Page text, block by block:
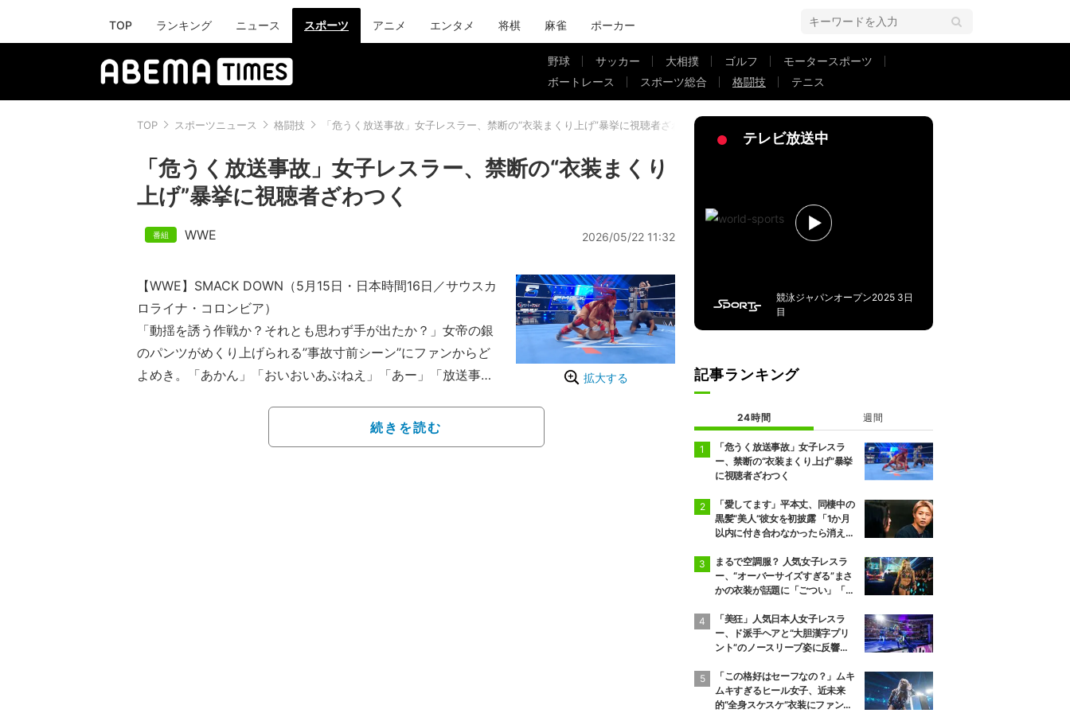
TOP ランキング ニュース スポーツ アニメ エンタメ 将棋 麻雀 ポーカー
野球 サッカー 大相撲 ゴルフ
モータースポーツ
ボートレース
スポーツ総合 格闘技 テニス
TOP スポーツニュース 格闘技 「危うく放送事故」女子レスラー、禁断の“衣装まくり上げ”暴挙に視聴者ざわつく
「危うく放送事故」女子レスラー、禁断の“衣装まくり
上げ”暴挙に視聴者ざわつく
WWE 2026/05/22 11:32
拡大する
【WWE】SMACK DOWN（5月15日・日本時間16日／サウスカ
ロライナ・コロンビア）
「動揺を誘う作戦か？それとも思わず手が出たか？」女帝の銀
のパンツがめくり上げられる”事故寸前シーン”にファンからど
よめき。「あかん」「おいおいあぶねえ」「あー」「放送事故
WWE「SmackDown」の女子ディビジョン抗争。シャーロッ
ト・フレアー&アレクサ・ブリス組とミチン&B-ファブ組のタッ
続きを読む
テレビ放送中
競泳ジャパンオープン2025 3日
目
記事ランキング
24時間 週間
「危うく放送事故」女子レスラ
ー、禁断の“衣装まくり上げ”暴挙
に視聴者ざわつく
「愛してます」平本丈、同棲中の
黒髪“美人”彼女を初披露 「1か月
以内に付き合わなかったら消え
まるで空調服？ 人気女子レスラ
ー、“オーバーサイズすぎる”まさ
かの衣装が話題に「ごつい」「肩
「美狂」人気日本人女子レスラ
ー、ド派手ヘアと“大胆漢字プリ
ント”のノースリーブ姿に反響
「この格好はセーフなの？」ムキ
ムキすぎるヒール女子、近未来
的“全身スケスケ”衣装にファンツ